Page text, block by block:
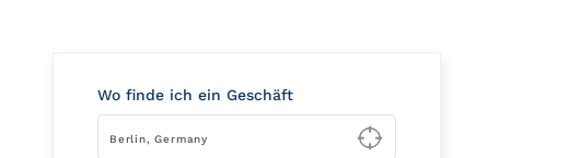
Wo finde ich ein Geschäft
Type to begin